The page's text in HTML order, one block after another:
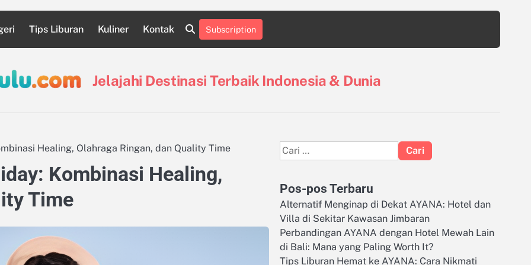
Tips Liburan Kuliner Kontak
Destinasi
Indonesia
Destinasi
Luar
Kontak
Kuliner
Pin
Posts
Tentang
Kami
Tips
Liburan
Subscription
Jelajahi Destinasi Terbaik Indonesia & Dunia
Healing, Olahraga Ringan, dan Quality Time
Kombinasi Healing,
Time
Cari
untuk:
Pos-pos Terbaru
Alternatif Menginap di Dekat AYANA: Hotel dan
Villa di Sekitar Kawasan Jimbaran
Perbandingan AYANA dengan Hotel Mewah Lain
di Bali: Mana yang Paling Worth It?
Tips Liburan Hemat ke AYANA: Cara Nikmati